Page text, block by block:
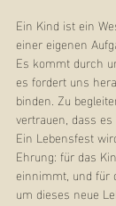
Ein Kind ist ein
einer eigenen
Es kommt durch
es fordert uns
binden. Zu
vertrauen, dass
Ein Lebensfest
Ehrung: für das
einnimmt, und für
um dieses neue